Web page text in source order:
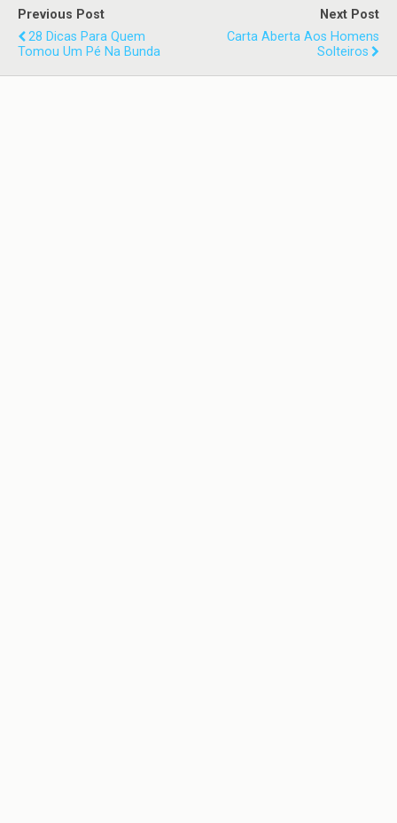
Previous Post
28 Dicas Para Quem
Tomou Um Pé Na Bunda
Next Post
Carta Aberta Aos Homens
Solteiros